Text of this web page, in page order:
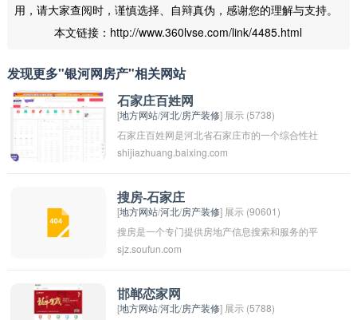
用，请大家查阅时，谨慎选择、自辩真伪，感谢您的理解与支持。
本文链接：http://www.360lvse.com/link/4485.html
发现更多"银河网房产"相关网站
石家庄百姓网
[地方网站/河北/房产装修] 展示 (5738)
石家庄百姓网是河北省石家庄市的一个综合性社
区信息网站，提供本地生活服务、资讯、交流等
物品交易、招聘信息、生活服务等内容。该网站
也是当地居民分享生活经验、交流观点的平台之
一。
shijiazhuang.baixing.com
搜房-石家庄
[地方网站/河北/房产装修] 展示 (90601)
搜房是一个专门提供房地产信息搜索和服务的平
台，其中也包括石家庄地区的房产信息。用户可
租以及新房楼盘等信息，方便他们快速找到符合
自己需求的房屋。搜房平台也提供房屋价格走
sjz.soufun.com
邯郸恋家网
[地方网站/河北/房产装修] 展示 (5788)